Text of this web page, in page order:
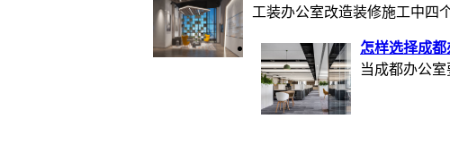
工装办公室改造装修施工中四
怎样选择成
当成都办公